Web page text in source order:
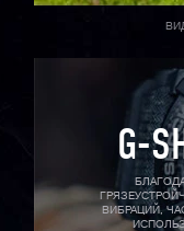
G-
ВИБРАЦИЙ,